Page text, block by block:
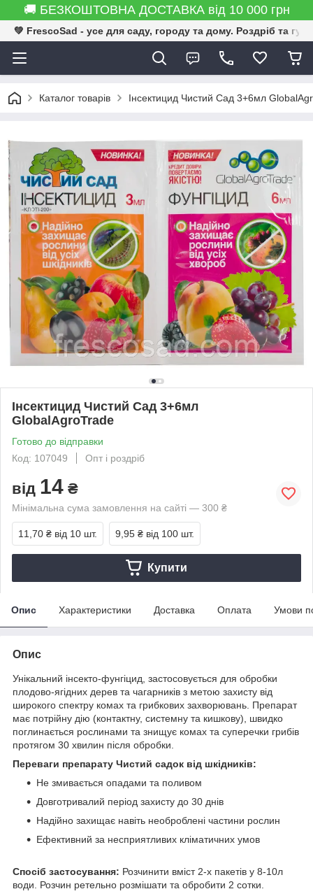
🚚 БЕЗКОШТОВНА ДОСТАВКА від 10 000 грн
💚 FrescoSad - усе для саду, городу та дому. Роздріб та
Каталог товарів Інсектицид Чистий Сад 3+6мл
Інсектицид Чистий Сад 3+6мл
GlobalAgroTrade
Готово до відправки
Код: 107049
Опт і роздріб
від 14 ₴
Мінімальна сума замовлення на сайті — 300 ₴
11,70 ₴ від 10 шт. 9,95 ₴ від 100 шт.
Купити
Опис Характеристики Доставка Оплата Умови
Опис
Унікальний інсекто-фунгіцид, застосовується для обробки
плодово-ягідних дерев та чагарників з метою захисту від
широкого спектру комах та грибкових захворювань. Препарат
має потрійну дію (контактну, системну та кишкову), швидко
поглинається рослинами та знищує комах та суперечки грибів
протягом 30 хвилин після обробки.
Переваги препарату Чистий садок від шкідників:
Не змивається опадами та поливом
Довготривалий період захисту до 30 днів
Надійно захищає навіть необроблені частини рослин
Ефективний за несприятливих кліматичних умов
Спосіб застосування: Розчинити вміст 2-х пакетів у 8-10л
води. Розчин ретельно розмішати та обробити 2 сотки.